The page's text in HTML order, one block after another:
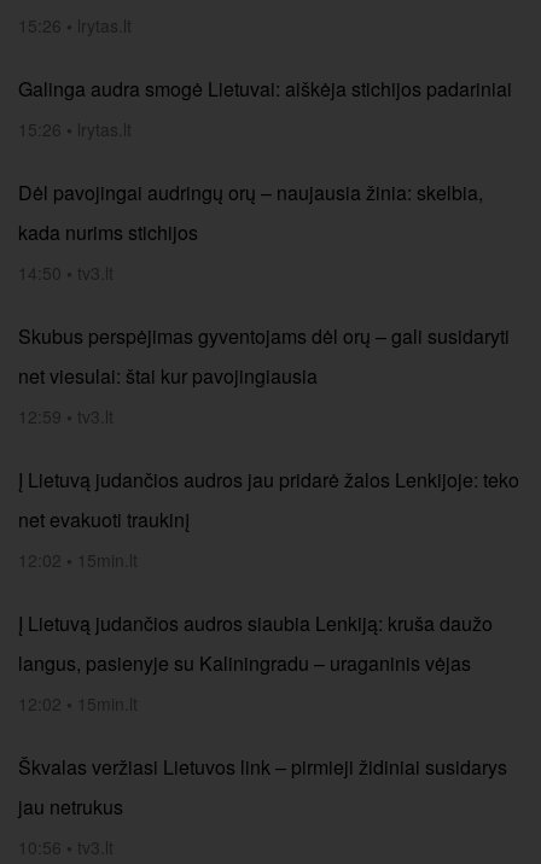
15:26 • lrytas.lt
Galinga audra smogė Lietuvai: aiškėja stichijos padariniai
15:26 • lrytas.lt
Dėl pavojingai audringų orų – naujausia žinia: skelbia,
kada nurims stichijos
14:50 • tv3.lt
Skubus perspėjimas gyventojams dėl orų – gali susidaryti
net viesulai: štai kur pavojingiausia
12:59 • tv3.lt
Į Lietuvą judančios audros jau pridarė žalos Lenkijoje: teko
net evakuoti traukinį
12:02 • 15min.lt
Į Lietuvą judančios audros siaubia Lenkiją: kruša daužo
langus, pasienyje su Kaliningradu – uraganinis vėjas
12:02 • 15min.lt
Škvalas veržiasi Lietuvos link – pirmieji židiniai susidarys
jau netrukus
10:56 • tv3.lt